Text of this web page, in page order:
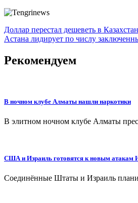
Навигация
по
записям
Доллар перестал дешеветь в
Астана лидирует по числу
Рекомендуем
В ночном клубе Алматы нашли наркотики
В элитном ночном клубе Алматы
США и Израиль готовятся к новым атакам
Соединённые Штаты и Израиль